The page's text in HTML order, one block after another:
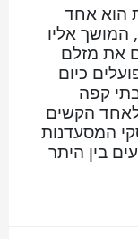
הוא אחד
המושך אליו
את מזלם
כיום
בתי קפה
הקשים
המסעדנות
בין היתר